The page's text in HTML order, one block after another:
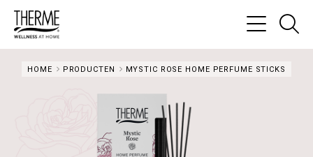
HOME PRODUCTEN MYSTIC ROSE HOME PERFUME STICKS